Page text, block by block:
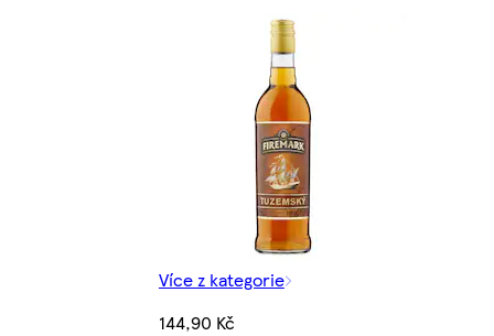
Více z kategorie
144,90 Kč